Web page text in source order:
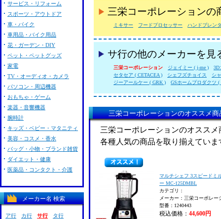
三栄コーポレーションの
ミキサー フードプロセッサー ハンドブレン
サ行の他のメーカーを見
三栄コーポレーション ジェイミー ( j-me )
3D
セタセア ( CETACEA )
シェフズチョイス
シ
ジーアールケー ( GRK )
GSホームプロダクツ (
三栄コーポレーションのオススメ商
三栄コーポレーションのオスス
各種人気の商品を取り揃えていま
マルチシェフ 3スピードミ
ー MC-125DMBL
カテゴリ：
メーカー：三栄コーポレー
型番：1240443
税込価格： 44,600円
サービス・リフォーム
スポーツ・アウトドア
車・バイク
車用品・バイク用品
花・ガーデン・DIY
ペット・ペットグッズ
家電
TV・オーディオ・カメラ
パソコン・周辺機器
おもちゃ・ゲーム
楽器・音響機器
腕時計
キッズ・ベビー・マタニティ
美容・コスメ・香水
バッグ・小物・ブランド雑貨
ダイエット・健康
医薬品・コンタクト・介護
メーカー名 検索
ア行 カ行 サ行 タ行